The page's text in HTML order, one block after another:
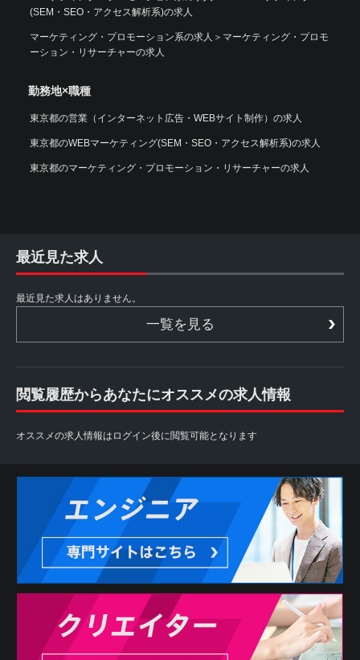
(SEM・SEO・アクセス解析系)の求人
マーケティング・プロモーション系の求人 ＞ マーケティング・プロモ
ーション・リサーチャーの求人
勤務地×職種
東京都の営業（インターネット広告・WEBサイト制作）の求人
東京都のWEBマーケティング(SEM・SEO・アクセス解析系)の求人
東京都のマーケティング・プロモーション・リサーチャーの求人
最近見た求人
最近見た求人はありません。
一覧を見る
閲覧履歴からあなたにオススメの求人情報
オススメの求人情報はログイン後に閲覧可能となります